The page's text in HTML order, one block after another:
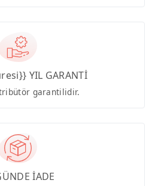
YIL GARANTİ
garantilidir.
İADE